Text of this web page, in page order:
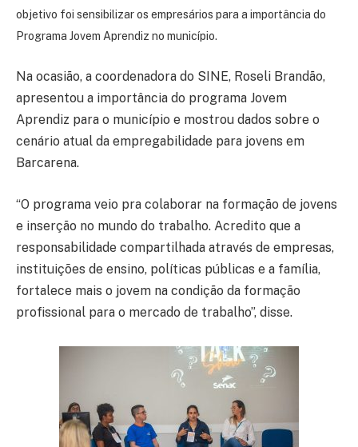
objetivo foi sensibilizar os empresários para a importância do
Programa Jovem Aprendiz no município.
Na ocasião, a coordenadora do SINE, Roseli Brandão,
apresentou a importância do programa Jovem
Aprendiz para o município e mostrou dados sobre o
cenário atual da empregabilidade para jovens em
Barcarena.
“O programa veio pra colaborar na formação de jovens
e inserção no mundo do trabalho. Acredito que a
responsabilidade compartilhada através de empresas,
instituições de ensino, políticas públicas e a família,
fortalece mais o jovem na condição da formação
profissional para o mercado de trabalho”, disse.